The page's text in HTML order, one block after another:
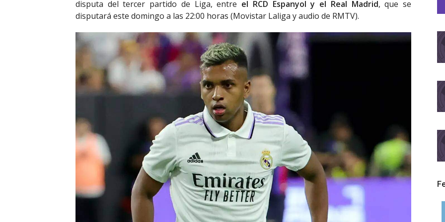
disputa del tercer partido de Liga, entre el RCD Espanyol y el Real Madrid, que se
disputará este domingo a las 22:00 horas (Movistar Laliga y audio de RMTV).